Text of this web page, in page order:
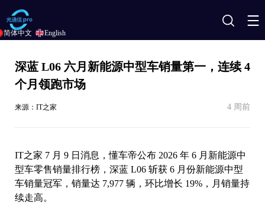
搜
深蓝 L06 六月新能源中型车销量第一，连续 4
个月领跑市场
来源：IT之家 4 周前
IT之家 7 月 9 日消息，懂车帝公布 2026 年 6 月新能源中
型车零售销量排行榜，深蓝 L06 斩获 6 月份新能源中型
车销量冠军，销量达 7,977 辆，环比增长 19%，月销量持
续走高。
简体中文 English